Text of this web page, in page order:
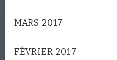
MARS 2017
FÉVRIER 2017